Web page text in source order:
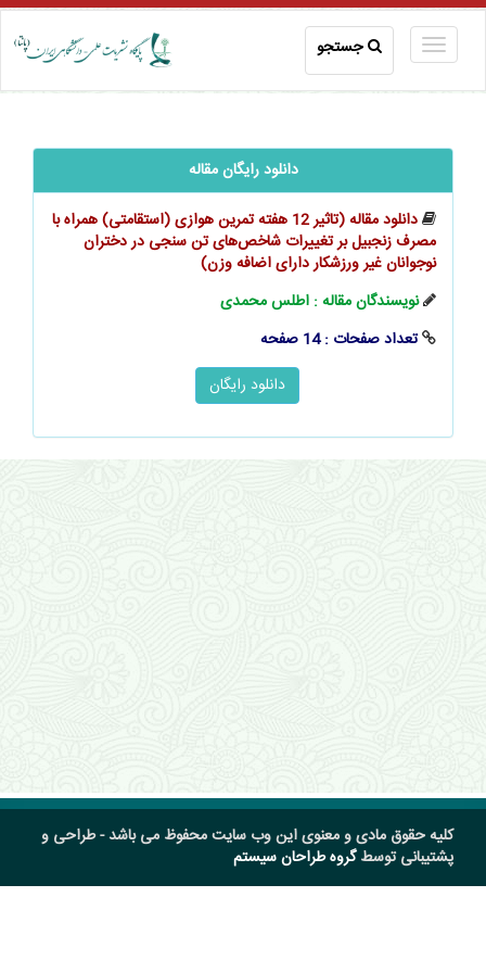
جستجو
دانلود رایگان مقاله
دانلود مقاله (تاثیر 12 هفته تمرین هوازی (استقامتی) همراه با
مصرف زنجبیل بر تغییرات شاخص‌های تن‌ سنجی در دختران
نوجوانان غیر ورزشکار دارای اضافه وزن)
نویسندگان مقاله : اطلس محمدی
تعداد صفحات : 14 صفحه
کلیه حقوق مادی و معنوی این وب سایت محفوظ می باشد - طراحی و
پشتیبانی توسطگروه طراحان سیستم